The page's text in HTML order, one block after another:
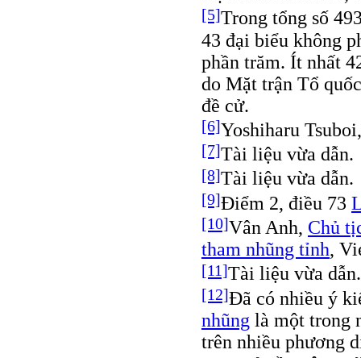
[5]Trong tổng số
43 đại biểu không
phần trăm. Ít nhất
do Mặt trận Tổ
đề cử.
[6]Yoshiharu
[7]Tài liệu vừa dẫn.
[8]Tài liệu vừa dẫn.
[9]Điểm 2, điều 73
[10]Vân Anh, Chủ
tham nhũng tỉnh,
[11]Tài liệu vừa dẫn.
[12]Đã có nhiều ý
nhũng là một trong
trên nhiều phương